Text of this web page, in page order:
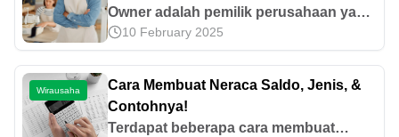
Owner adalah pemilik perusahaan yang
menentukan arah bisnis. Pahami tugas,
fungsi, perbedaannya dengan founder
dan CEO, serta tanggung jawabnya.
10 February 2025
Wirausaha
Cara Membuat Neraca Saldo, Jenis, &
Contohnya!
Terdapat beberapa cara membuat